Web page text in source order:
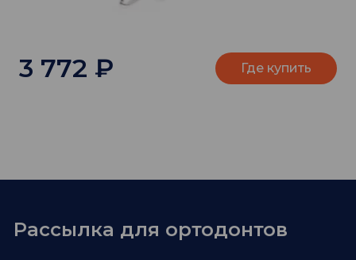
3 772 ₽ Где купить
Рассылка для ортодонтов